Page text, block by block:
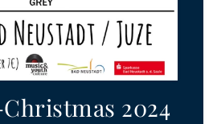
2024